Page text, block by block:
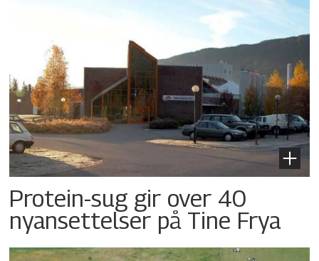
Protein-sug gir over 40
nyansettelser på Tine Frya